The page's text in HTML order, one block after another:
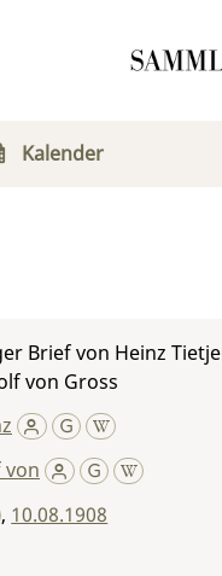
Kalender
Brief von Heinz
von Gross
von
, 10.08.1908